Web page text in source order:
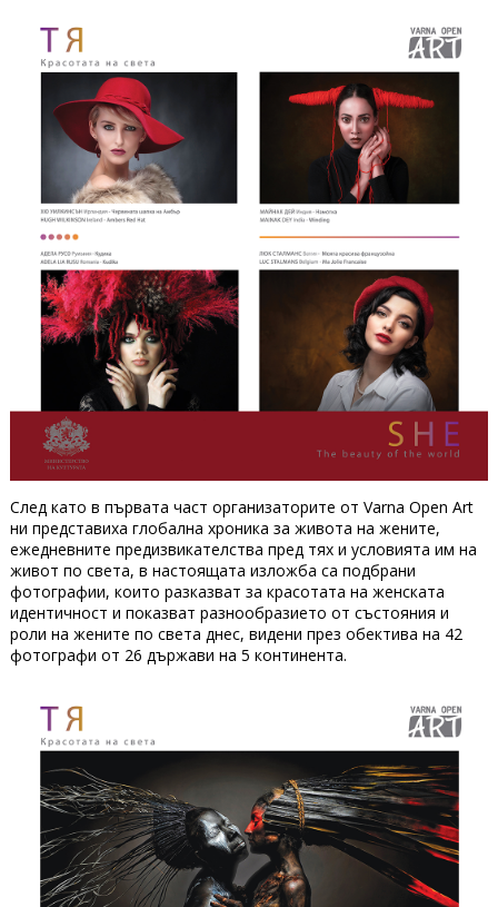
След като в първата част организаторите от Varna Open Art
ни представиха глобална хроника за живота на жените,
ежедневните предизвикателства пред тях и условията им на
живот по света, в настоящата изложба са подбрани
фотографии, които разказват за красотата на женската
идентичност и показват разнообразието от състояния и
роли на жените по света днес, видени през обектива на 42
фотографи от 26 държави на 5 континента.